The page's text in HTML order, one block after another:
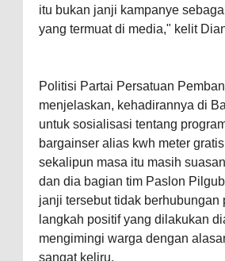
itu bukan janji kampanye
yang termuat di media," kelit
Politisi Partai Persatuan
menjelaskan, kehadirannya di
untuk sosialisasi tentang
bargainser alias kwh meter
sekalipun masa itu masih
dan dia bagian tim Paslon
janji tersebut tidak berhubungan
langkah positif yang dilakukan
mengimingi warga dengan
sangat keliru.